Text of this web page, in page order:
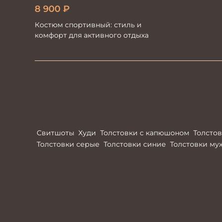
8 900 ₽
Костюм спортивный: стиль и
комфорт для активного отдыха
Свитшоты Худи Толстовки с капюшоном
Толстовки серые Толстовки синие Толстовки